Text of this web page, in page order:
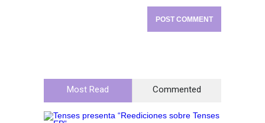
Most Read Commented